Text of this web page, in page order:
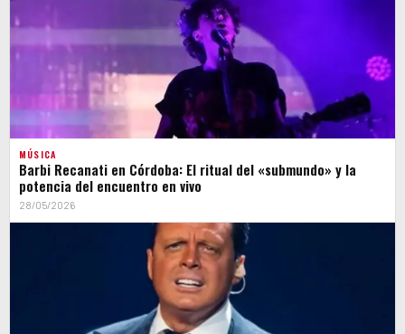
MÚSICA
Barbi Recanati en Córdoba: El ritual del «submundo» y la
potencia del encuentro en vivo
28/05/2026